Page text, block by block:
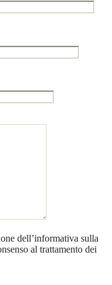
dell’informativa sulla
al trattamento dei